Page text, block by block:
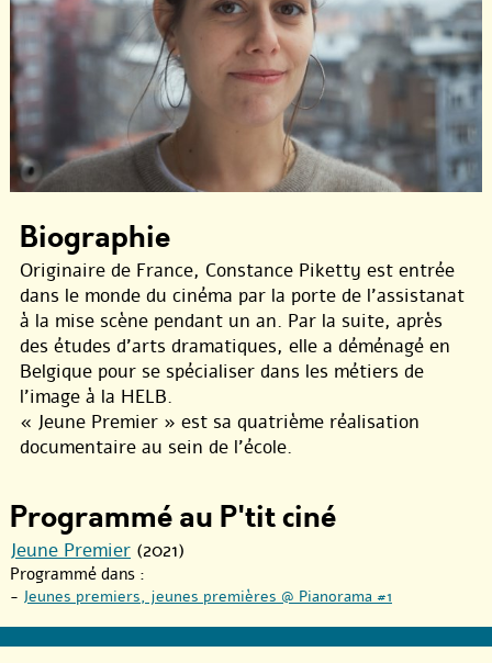
Biographie
Originaire de France, Constance Piketty est entrée
dans le monde du cinéma par la porte de l’assistanat
à la mise scène pendant un an. Par la suite, après
des études d’arts dramatiques, elle a déménagé en
Belgique pour se spécialiser dans les métiers de
l’image à la HELB.
« Jeune Premier » est sa quatrième réalisation
documentaire au sein de l’école.
Programmé au P'tit ciné
Jeune Premier (2021)
Programmé dans :
- Jeunes premiers, jeunes premières @ Pianorama #1